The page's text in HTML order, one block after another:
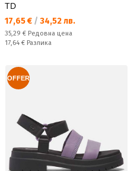
TD
Текуща цена:
17,65 € / 34,52 лв.
Редовна цена:
35,29 € Редовна цена
Спестявате:
17,64 € Разлика
OFFER